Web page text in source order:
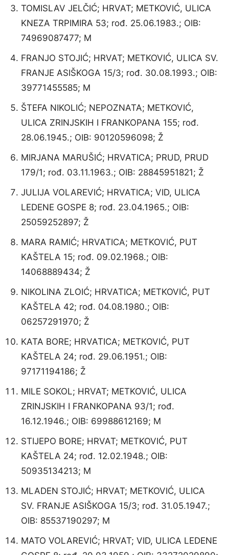
TOMISLAV JELČIĆ; HRVAT; METKOVIĆ, ULICA
KNEZA TRPIMIRA 53; rođ. 25.06.1983.; OIB:
74969087477; M
FRANJO STOJIĆ; HRVAT; METKOVIĆ, ULICA SV.
FRANJE ASIŠKOGA 15/3; rođ. 30.08.1993.; OIB:
39771455585; M
ŠTEFA NIKOLIĆ; NEPOZNATA; METKOVIĆ,
ULICA ZRINJSKIH I FRANKOPANA 155; rođ.
28.06.1945.; OIB: 90120596098; Ž
MIRJANA MARUŠIĆ; HRVATICA; PRUD, PRUD
179/1; rođ. 03.11.1963.; OIB: 28845951821; Ž
JULIJA VOLAREVIĆ; HRVATICA; VID, ULICA
LEDENE GOSPE 8; rođ. 23.04.1965.; OIB:
25059252897; Ž
MARA RAMIĆ; HRVATICA; METKOVIĆ, PUT
KAŠTELA 15; rođ. 09.02.1968.; OIB:
14068889434; Ž
NIKOLINA ZLOIĆ; HRVATICA; METKOVIĆ, PUT
KAŠTELA 42; rođ. 04.08.1980.; OIB:
06257291970; Ž
KATA BORE; HRVATICA; METKOVIĆ, PUT
KAŠTELA 24; rođ. 29.06.1951.; OIB:
97171194186; Ž
MILE SOKOL; HRVAT; METKOVIĆ, ULICA
ZRINJSKIH I FRANKOPANA 93/1; rođ.
16.12.1946.; OIB: 69988612169; M
STIJEPO BORE; HRVAT; METKOVIĆ, PUT
KAŠTELA 24; rođ. 12.02.1948.; OIB:
50935134213; M
MLADEN STOJIĆ; HRVAT; METKOVIĆ, ULICA
SV. FRANJE ASIŠKOGA 15/3; rođ. 31.05.1947.;
OIB: 85537190297; M
MATO VOLAREVIĆ; HRVAT; VID, ULICA LEDENE